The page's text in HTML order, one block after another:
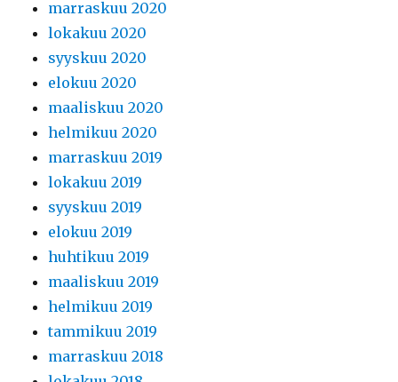
marraskuu 2020
lokakuu 2020
syyskuu 2020
elokuu 2020
maaliskuu 2020
helmikuu 2020
marraskuu 2019
lokakuu 2019
syyskuu 2019
elokuu 2019
huhtikuu 2019
maaliskuu 2019
helmikuu 2019
tammikuu 2019
marraskuu 2018